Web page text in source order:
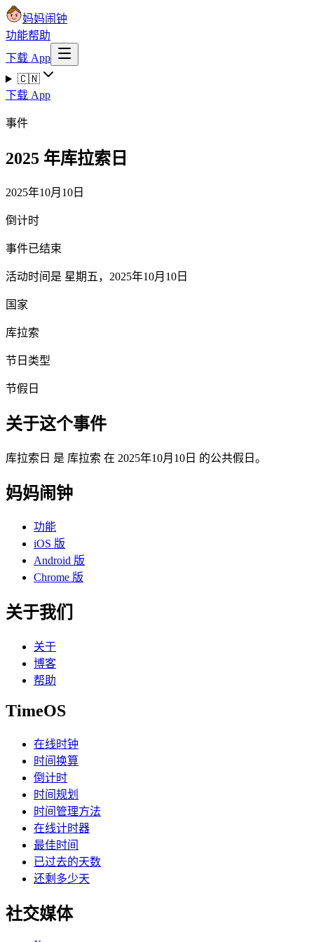
妈妈闹钟
功能帮助
下载 App
🇨🇳
下载 App
事件
2025 年库拉索日
2025年10月10日
倒计时
事件已结束
活动时间是 星期五，2025年10月10日
国家
库拉索
节日类型
节假日
关于这个事件
库拉索日 是 库拉索 在 2025年10月10日 的公共假日。
妈妈闹钟
功能
iOS 版
Android 版
Chrome 版
关于我们
关于
博客
帮助
TimeOS
在线时钟
时间换算
倒计时
时间规划
时间管理方法
在线计时器
最佳时间
已过去的天数
还剩多少天
社交媒体